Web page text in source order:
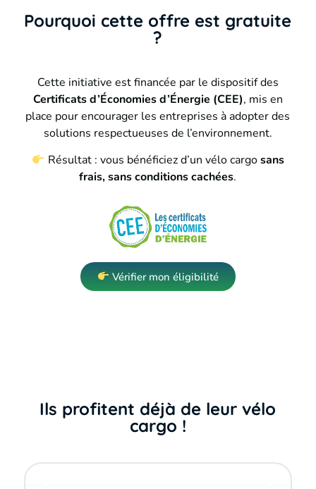
Pourquoi cette offre est gratuite
?
Cette initiative est financée par le dispositif des
Certificats d’Économies d’Énergie (CEE), mis en
place pour encourager les entreprises à adopter des
solutions respectueuses de l’environnement.
Résultat : vous bénéficiez d’un vélo cargosans
frais, sans conditions cachées.
Vérifier mon éligibilité
Ils profitent déjà de leur vélo
cargo !